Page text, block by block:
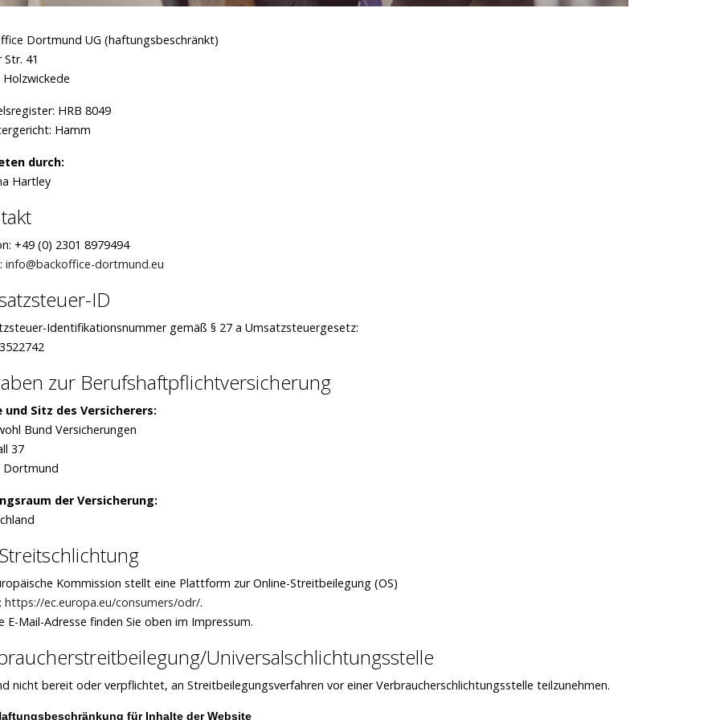
Dortmund UG (haftungsbeschränkt)
Str. 41
Holzwickede
HRB 8049
Hamm
durch:
Hartley
+49 (0) 2301 8979494
info@backoffice-dortmund.eu
ID
Identifikationsnummer gemäß § 27 a Umsatzsteuergesetz:
zur Berufs­haftpflicht­versicherung
und Sitz des Versicherers:
Bund Versicherungen
37
Dortmund
der Versicherung:
Kommission stellt eine Plattform zur Online-Streitbeilegung (OS)
https://ec.europa.eu/consumers/odr/.
E-Mail-Adresse finden Sie oben im Impressum.
Universal­schlichtungs­stelle
nicht bereit oder verpflichtet, an Streitbeilegungsverfahren vor einer Verbraucherschlichtungsstelle teilzunehmen.
für Inhalte der Website